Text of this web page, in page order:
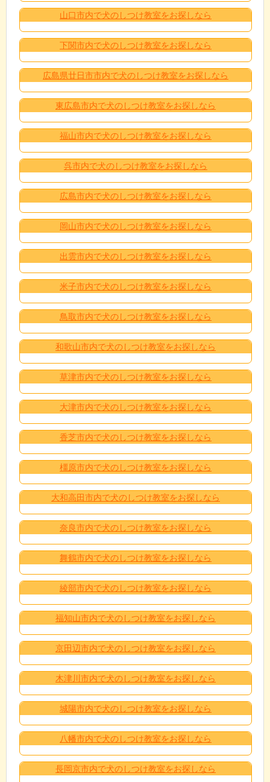
山口市内で犬のしつけ教室をお探しなら
下関市内で犬のしつけ教室をお探しなら
広島県廿日市市内で犬のしつけ教室をお探しなら
東広島市内で犬のしつけ教室をお探しなら
福山市内で犬のしつけ教室をお探しなら
呉市内で犬のしつけ教室をお探しなら
広島市内で犬のしつけ教室をお探しなら
岡山市内で犬のしつけ教室をお探しなら
出雲市内で犬のしつけ教室をお探しなら
米子市内で犬のしつけ教室をお探しなら
鳥取市内で犬のしつけ教室をお探しなら
和歌山市内で犬のしつけ教室をお探しなら
草津市内で犬のしつけ教室をお探しなら
大津市内で犬のしつけ教室をお探しなら
香芝市内で犬のしつけ教室をお探しなら
橿原市内で犬のしつけ教室をお探しなら
大和高田市内で犬のしつけ教室をお探しなら
奈良市内で犬のしつけ教室をお探しなら
舞鶴市内で犬のしつけ教室をお探しなら
綾部市内で犬のしつけ教室をお探しなら
福知山市内で犬のしつけ教室をお探しなら
京田辺市内で犬のしつけ教室をお探しなら
木津川市内で犬のしつけ教室をお探しなら
城陽市内で犬のしつけ教室をお探しなら
八幡市内で犬のしつけ教室をお探しなら
長岡京市内で犬のしつけ教室をお探しなら